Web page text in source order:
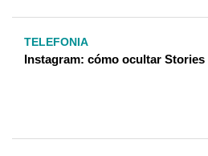
TELEFONIA
Instagram: cómo ocultar Stories